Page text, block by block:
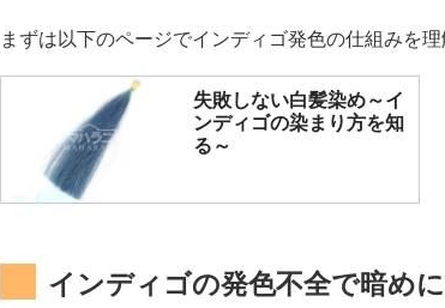
まずは以下のページでインディゴ発色の仕組みを理
失敗しない白髪染め～イ
ンディゴの染まり方を知
る～
インディゴの発色不全で暗め